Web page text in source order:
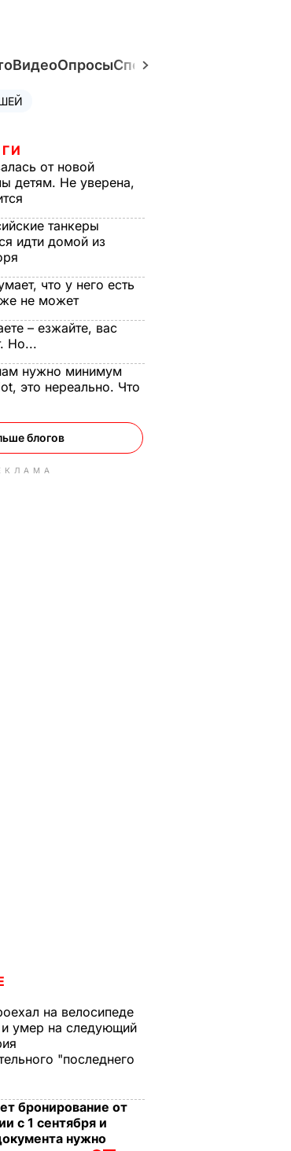
ВидеоОпросыСпецпроекты
от новой
детям. Не уверена,
танкеры
идти домой из
что у него есть
не может
– езжайте, вас
Но...
нужно минимум
это нереально. Что
блогов
на велосипеде
умер на следующий
"последнего
бронирование от
с 1 сентября и
нужно